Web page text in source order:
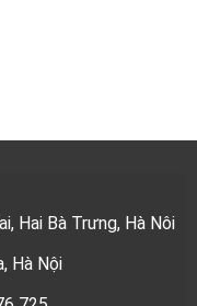
Hai Bà Trưng, Hà Nôi
Hà Nội